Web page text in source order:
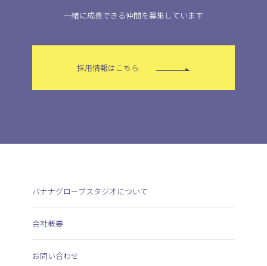
一緒に成長できる仲間を募集しています
採用情報はこちら
バナナグローブスタジオについて
会社概要
お問い合わせ